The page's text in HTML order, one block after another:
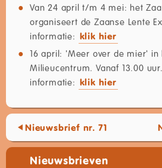
Van 24 april t/m 4 mei: het
organiseert de Zaanse Lente
informatie: klik hier
16 april: 'Meer over de mier' in
Milieucentrum. Vanaf 13.00
informatie: klik hier
Nieuwsbrief nr. 71
Nieuwsbrieven